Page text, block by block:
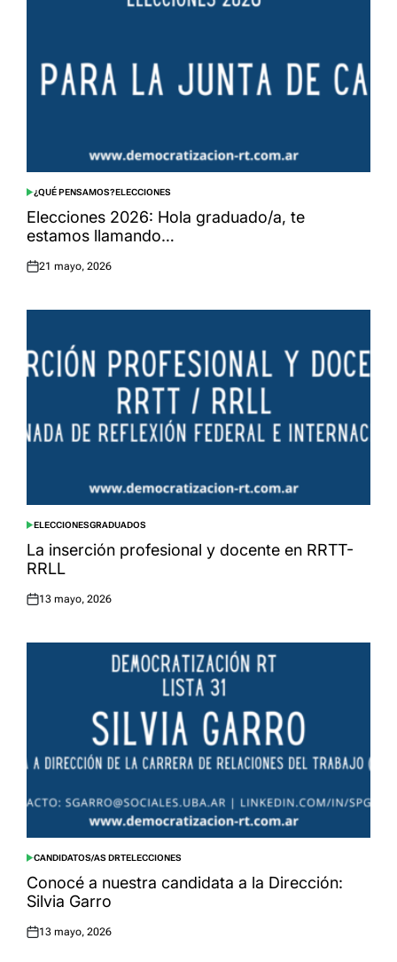
POSTED
IN
¿QUÉ PENSAMOS?ELECCIONES
Elecciones 2026: Hola graduado/a, te
estamos llamando…
Posted
21 mayo, 2026
POSTED
IN
ELECCIONESGRADUADOS
La inserción profesional y docente en RRTT-
RRLL
Posted
13 mayo, 2026
POSTED
IN
CANDIDATOS/AS DRTELECCIONES
Conocé a nuestra candidata a la Dirección:
Silvia Garro
Posted
13 mayo, 2026